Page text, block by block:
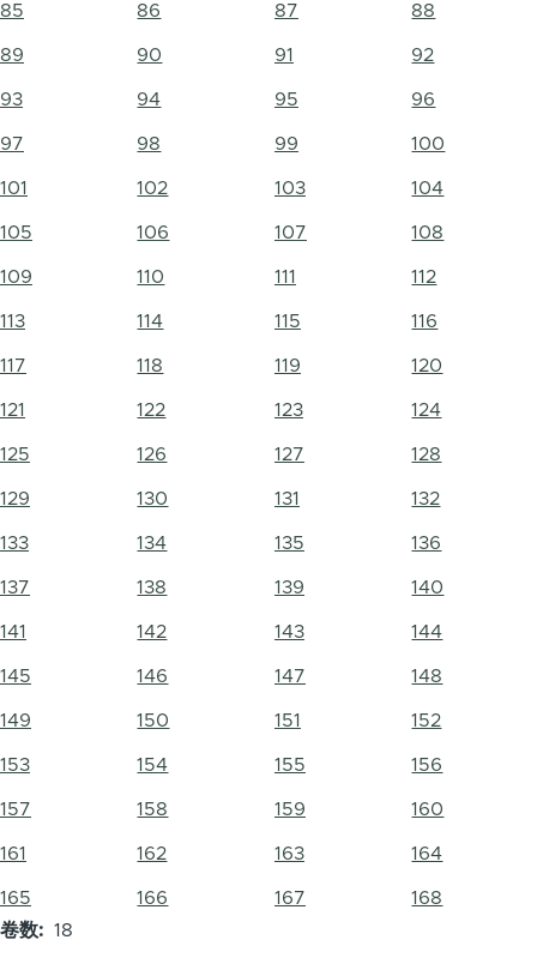
85 86 87 88
89 90 91 92
93 94 95 96
97 98 99 100
101 102 103 104
105 106 107 108
109 110 111 112
113 114 115 116
117 118 119 120
121 122 123 124
125 126 127 128
129 130 131 132
133 134 135 136
137 138 139 140
141 142 143 144
145 146 147 148
149 150 151 152
153 154 155 156
157 158 159 160
161 162 163 164
165 166 167
168
卷数
18